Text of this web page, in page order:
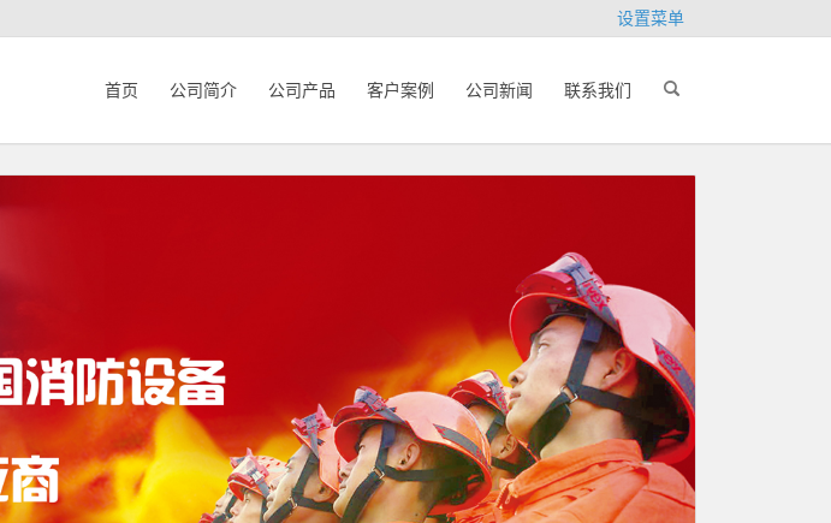
设置菜单
首页 公司简介 公司产品 客户案例 公司新闻 联系我们